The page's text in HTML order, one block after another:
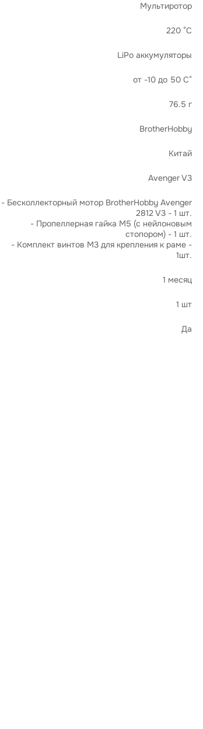
Мультиротор
220 °C
LiPo аккумуляторы
от -10 до 50 С°
76.5 г
BrotherHobby
Китай
Avenger V3
- Бесколлекторный мотор BrotherHobby Avenger
2812 V3 - 1 шт.
- Пропеллерная гайка М5 (с нейлоновым
стопором) - 1 шт.
- Комплект винтов М3 для крепления к раме -
1шт.
1 месяц
1 шт
Да